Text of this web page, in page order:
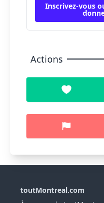
Inscrivez-vous
Actions
toutMontreal.com